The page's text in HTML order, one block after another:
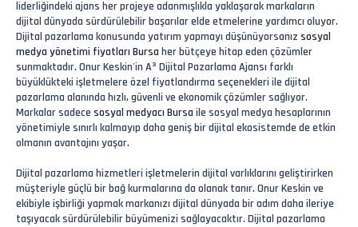
liderliğindeki ajans her projeye adanmışlıkla yaklaşarak markaların
dijital dünyada sürdürülebilir başarılar elde etmelerine yardımcı oluyor.
Dijital pazarlama konusunda yatırım yapmayı düşünüyorsanız sosyal
medya yönetimi fiyatları Bursa her bütçeye hitap eden çözümler
sunmaktadır. Onur Keskin'in A³ Dijital Pazarlama Ajansı farklı
büyüklükteki işletmelere özel fiyatlandırma seçenekleri ile dijital
pazarlama alanında hızlı, güvenli ve ekonomik çözümler sağlıyor.
Markalar sadece sosyal medyacı Bursa ile sosyal medya hesaplarının
yönetimiyle sınırlı kalmayıp daha geniş bir dijital ekosistemde de etkin
olmanın avantajını yaşar.
Dijital pazarlama hizmetleri işletmelerin dijital varlıklarını geliştirirken
müşteriyle güçlü bir bağ kurmalarına da olanak tanır. Onur Keskin ve
ekibiyle işbirliği yapmak markanızı dijital dünyada bir adım daha ileriye
taşıyacak sürdürülebilir büyümenizi sağlayacaktır. Dijital pazarlama